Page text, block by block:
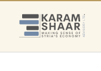
Skip
content